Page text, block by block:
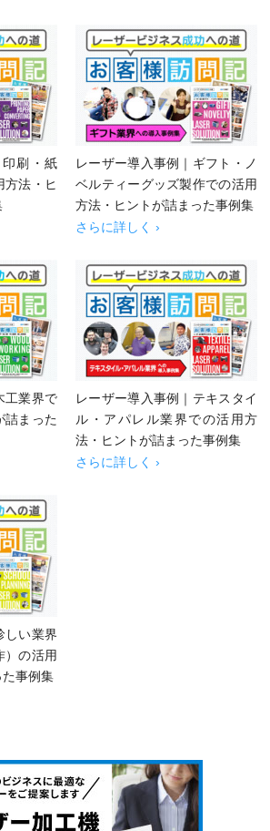
刷・紙
方法・ヒ
レーザー導入事例｜ギフト・ノ
ベルティーグッズ製作での活用
方法・ヒントが詰まった事例集
さらに詳しく ›
工業界で
詰まった
レーザー導入事例｜テキスタイ
ル・アパレル業界での活用方
法・ヒントが詰まった事例集
さらに詳しく ›
しい業界
）の活用
事例集